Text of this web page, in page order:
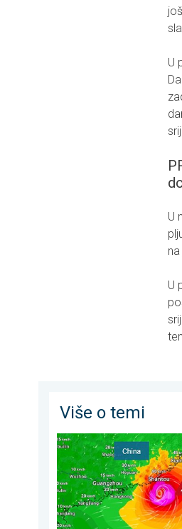
U
U
U
Više o temi
Upozorenje na tajfun za